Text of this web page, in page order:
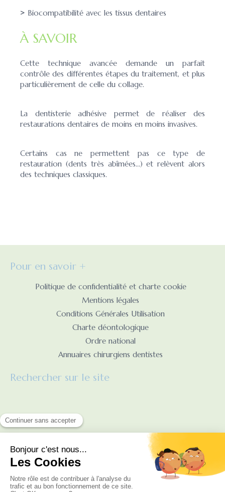
> Biocompatibilité avec les tissus dentaires
À SAVOIR
Cette technique avancée demande un parfait
contrôle des différentes étapes du traitement, et plus
particulièrement de celle du collage.
La dentisterie adhésive permet de réaliser des
restaurations dentaires de moins en moins invasives.
Certains cas ne permettent pas ce type de
restauration (dents très abîmées…) et relèvent alors
des techniques classiques.
Pour en savoir +
Politique de confidentialité et charte cookie
Mentions légales
Conditions Générales Utilisation
Charte déontologique
Ordre national
Annuaires chirurgiens dentistes
Rechercher sur le site